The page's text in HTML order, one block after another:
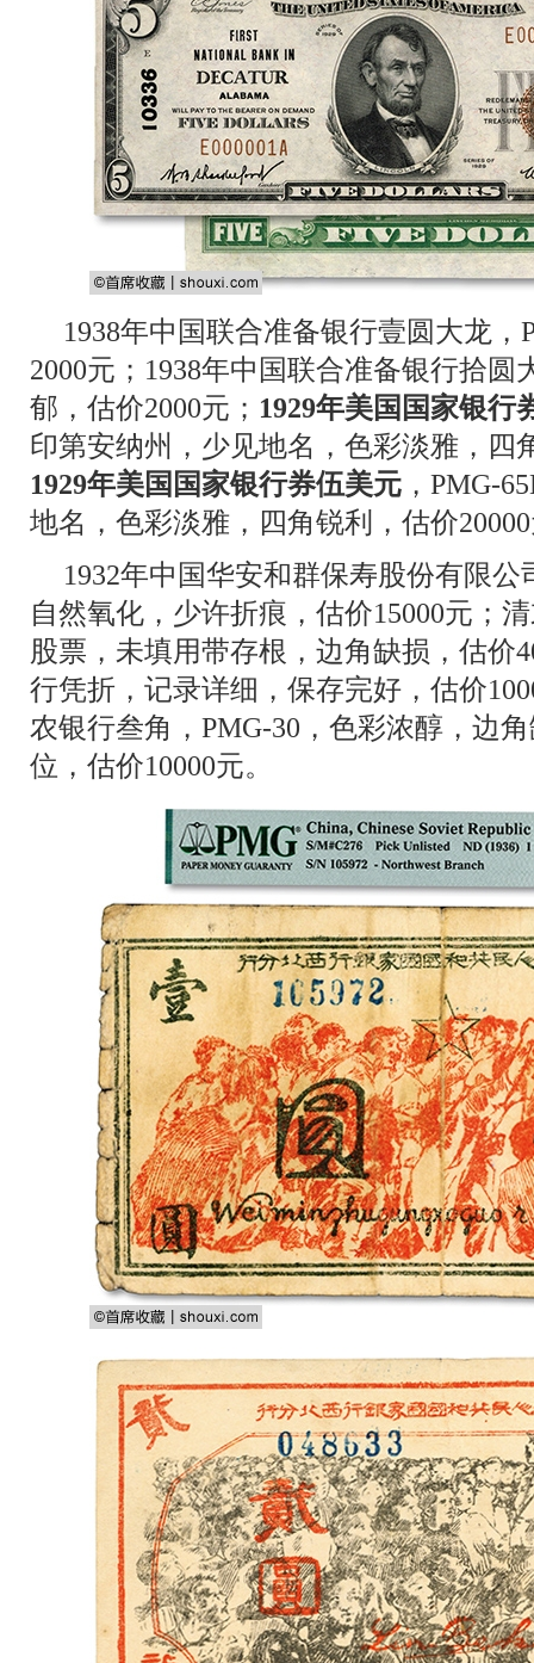
1938年中国联合准备银行壹圆大龙，
2000元；1938年中国联合准备银行拾
郁，估价2000元； 1929年美国国家银行
印第安纳州，少见地名，色彩淡雅，四
1929年美国国家银行券伍美元 ，PMG-
地名，色彩淡雅，四角锐利，估价
1932年中国华安和群保寿股份有限
自然氧化，少许折痕，估价15000元；
股票，未填用带存根，边角缺损，估价
行凭折，记录详细，保存完好，估价
农银行叁角，PMG-30，色彩浓醇，边
位，估价10000元。